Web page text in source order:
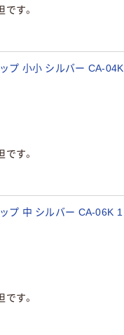
す。
プ 小小 シルバー CA-04K
す。
プ 中 シルバー CA-06K 1
す。